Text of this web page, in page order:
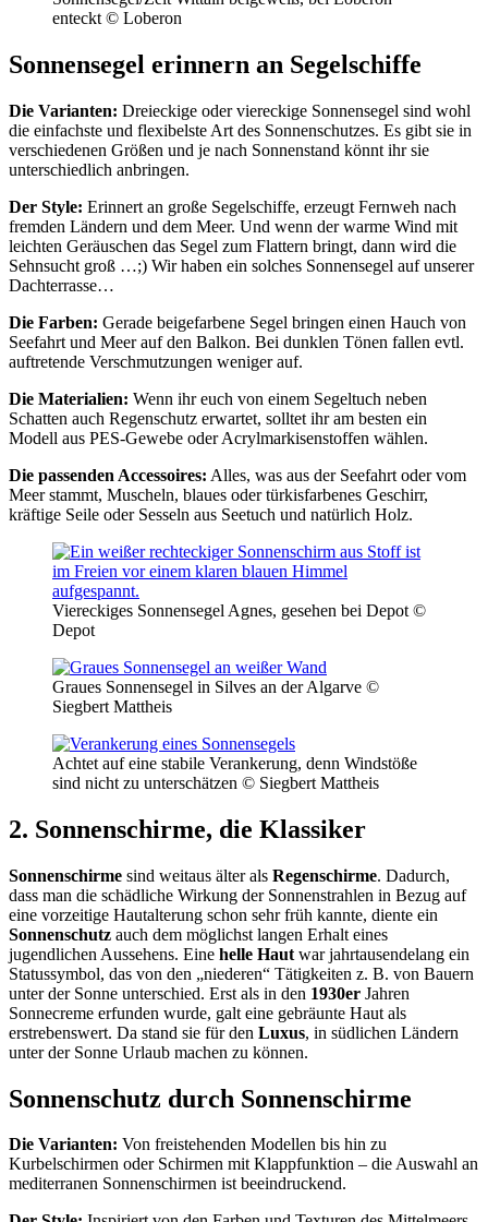
enteckt © Loberon
Sonnensegel erinnern an Segelschiffe
Die Varianten: Dreieckige oder viereckige Sonnensegel sind wohl
die einfachste und flexibelste Art des Sonnenschutzes. Es gibt sie in
verschiedenen Größen und je nach Sonnenstand könnt ihr sie
unterschiedlich anbringen.
Der Style: Erinnert an große Segelschiffe, erzeugt Fernweh nach
fremden Ländern und dem Meer. Und wenn der warme Wind mit
leichten Geräuschen das Segel zum Flattern bringt, dann wird die
Sehnsucht groß …;) Wir haben ein solches Sonnensegel auf unserer
Dachterrasse…
Die Farben: Gerade beigefarbene Segel bringen einen Hauch von
Seefahrt und Meer auf den Balkon. Bei dunklen Tönen fallen evtl.
auftretende Verschmutzungen weniger auf.
Die Materialien: Wenn ihr euch von einem Segeltuch neben
Schatten auch Regenschutz erwartet, solltet ihr am besten ein
Modell aus PES-Gewebe oder Acrylmarkisenstoffen wählen.
Die passenden Accessoires: Alles, was aus der Seefahrt oder vom
Meer stammt, Muscheln, blaues oder türkisfarbenes Geschirr,
kräftige Seile oder Sesseln aus Seetuch und natürlich Holz.
Viereckiges Sonnensegel Agnes, gesehen bei Depot ©
Depot
Graues Sonnensegel in Silves an der Algarve ©
Siegbert Mattheis
Achtet auf eine stabile Verankerung, denn Windstöße
sind nicht zu unterschätzen © Siegbert Mattheis
2. Sonnenschirme, die Klassiker
Sonnenschirme sind weitaus älter als Regenschirme. Dadurch,
dass man die schädliche Wirkung der Sonnenstrahlen in Bezug auf
eine vorzeitige Hautalterung schon sehr früh kannte, diente ein
Sonnenschutz auch dem möglichst langen Erhalt eines
jugendlichen Aussehens. Eine helle Haut war jahrtausendelang ein
Statussymbol, das von den „niederen“ Tätigkeiten z. B. von Bauern
unter der Sonne unterschied. Erst als in den 1930er Jahren
Sonnecreme erfunden wurde, galt eine gebräunte Haut als
erstrebenswert. Da stand sie für den Luxus, in südlichen Ländern
unter der Sonne Urlaub machen zu können.
Sonnenschutz durch Sonnenschirme
Die Varianten: Von freistehenden Modellen bis hin zu
Kurbelschirmen oder Schirmen mit Klappfunktion – die Auswahl an
mediterranen Sonnenschirmen ist beeindruckend.